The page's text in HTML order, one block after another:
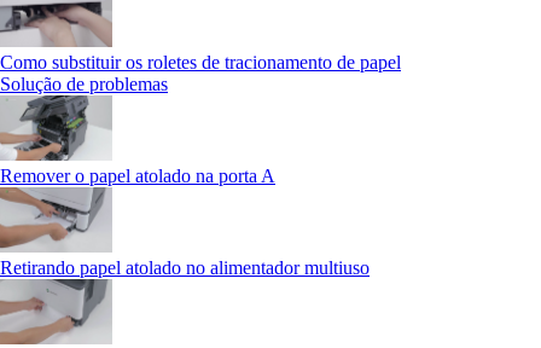
Como substituir os roletes de tracionamento de papel
Solução de problemas
Remover o papel atolado na porta A
Retirando papel atolado no alimentador multiuso